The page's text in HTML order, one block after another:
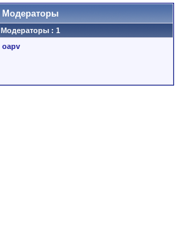
Модераторы
Модераторы : 1
oapv